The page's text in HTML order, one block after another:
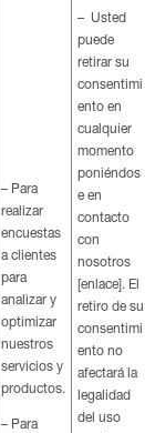
– Para
realizar
encuestas
a clientes
para
analizar y
optimizar
nuestros
servicios y
productos.
– Para
– Usted
puede
retirar su
consentimi
ento en
cualquier
momento
poniéndos
e en
contacto
con
nosotros
[enlace]. El
retiro de su
consentimi
ento no
afectará la
legalidad
del uso